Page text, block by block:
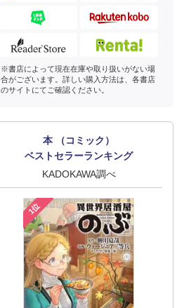
※書店によって現在在庫や取り扱いがない場
合がございます。詳しい購入方法は、各書店
のサイトにてご確認ください。
本 （コミック）
ベストセラーランキング
KADOKAWA調べ
1位